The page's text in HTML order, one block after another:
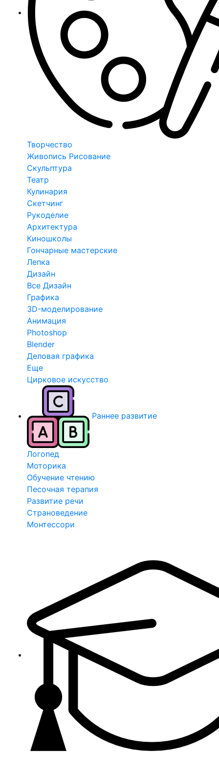
Творчество
Живопись Рисование
Скульптура
Театр
Кулинария
Скетчинг
Рукоделие
Архитектура
Киношколы
Гончарные мастерские
Лепка
Дизайн
Все Дизайн
Графика
3D-моделирование
Анимация
Photoshop
Blender
Деловая графика
Еще
Цирковое искусство
Раннее развитие
Логопед
Моторика
Обучение чтению
Песочная терапия
Развитие речи
Страноведение
Монтессори